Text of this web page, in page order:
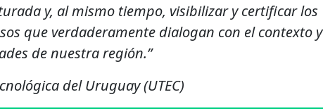
y, al mismo tiempo, visibilizar y certificar los
que verdaderamente dialogan con el contexto y
de nuestra región.”
del Uruguay (UTEC)